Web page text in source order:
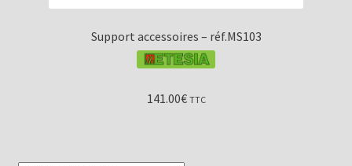
Support accessoires – réf.MS103
141.00€ TTC